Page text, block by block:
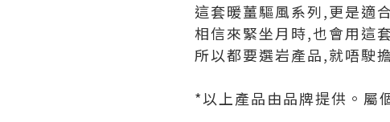
這套暖薑驅風系列,更是適
相信來緊坐月時,也會用這
所以都要選岩產品,就唔駛
*以上產品由品牌提供。屬